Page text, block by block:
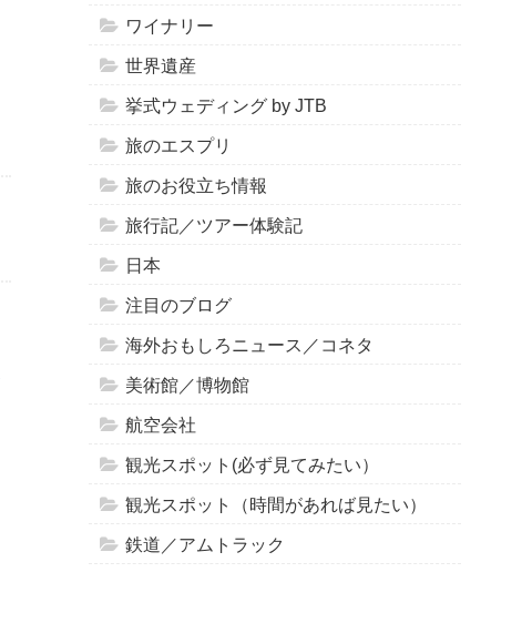
ワイナリー
世界遺産
挙式ウェディング by JTB
旅のエスプリ
旅のお役立ち情報
旅行記／ツアー体験記
日本
注目のブログ
海外おもしろニュース／コネタ
美術館／博物館
航空会社
観光スポット(必ず見てみたい）
観光スポット（時間があれば見たい）
鉄道／アムトラック